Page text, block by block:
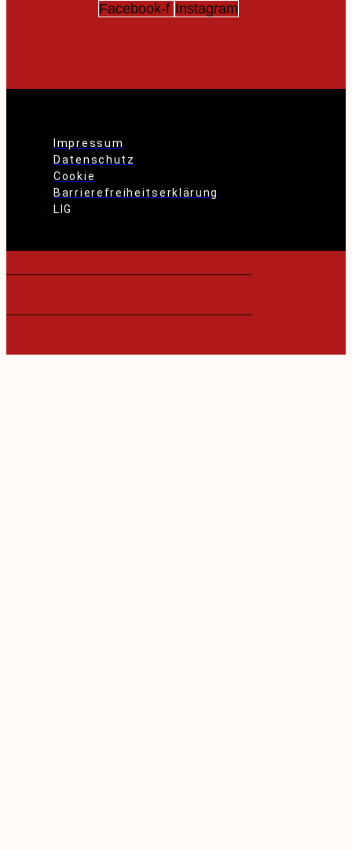
Facebook-f Instagram
Impressum
Datenschutz
Cookie
Barrierefreiheitserklärung
LIG